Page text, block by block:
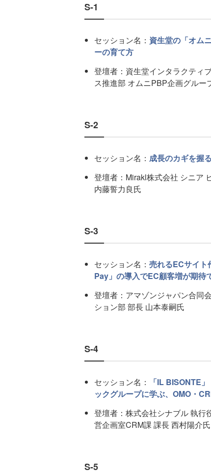
S-1
セッション名： 資生堂の「オム
ーの育て方
登壇者：資生堂インタラクティ
ス推進部 オムニPBP企画グルー
S-2
セッション名： 成長のカギを握
登壇者：Mirakl株式会社 シニア
内藤誓力良氏
S-3
セッション名： 売れるECサイト
Pay」の導入でEC顧客増が期待
登壇者：アマゾンジャパン合同
ション部 部長 山本泰嗣氏
S-4
セッション名：
「IL BISONTE
ックグループに学ぶ、OMO・
登壇者：株式会社シナブル 執行
営企画室CRM課 課長 西村陽介氏
S-5